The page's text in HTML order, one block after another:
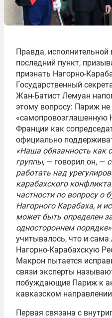
Правда,
последний пункт,
признать Нагорно-
Государственный
Жан-Батист Лемуан
этому вопросу: Париж не
«самопровозглашенную
Франции как
официально
«Наша обязанность как
группы, — говорил он, —
работать над
карабахского
частности по вопросу о
Нагорного Карабаха, и
может быть определен
одностороннем порядке»
учитывалось, что и
Нагорно-Карабахскую
Макрон пытается
связи эксперты
побуждающие Париж к
кавказском
Первая связана с